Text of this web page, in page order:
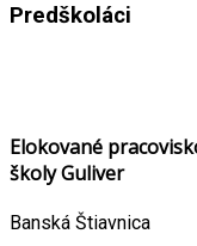
Predškoláci
Elokované
školy Guliver
Banská Štiavnica